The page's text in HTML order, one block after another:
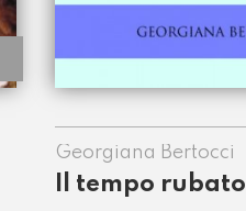
Il tempo rubato
Georgiana Bertocci